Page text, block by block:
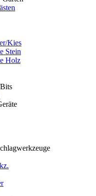
Kies
Stein
Holz